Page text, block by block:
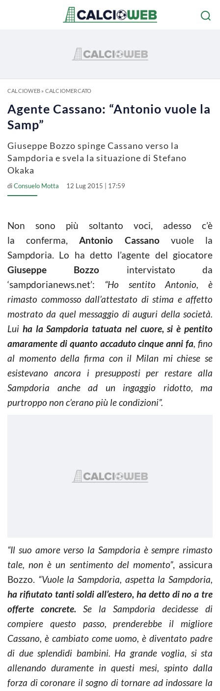
CALCIOWEB» CALCIOMERCATO
Agente Cassano: “Antonio vuole la
Samp”
Giuseppe Bozzo spinge Cassano verso la
Sampdoria e svela la situazione di Stefano
Okaka
diConsuelo Motta 12 Lug 2015 | 17:59
Non sono più soltanto voci, adesso c’è
la conferma,Antonio Cassanovuole la
Sampdoria. Lo ha detto l’agente del giocatore
Giuseppe Bozzo intervistato da
‘sampdorianews.net’: “Ho sentito Antonio, è
rimasto commosso dall’attestato di stima e affetto
mostrato da quel messaggio di auguri della società.
Lui ha la Sampdoria tatuata nel cuore, si è pentito
amaramente di quanto accaduto cinque anni fa, fino
al momento della firma con il Milan mi chiese se
esistevano ancora i presupposti per restare alla
Sampdoria anche ad un ingaggio ridotto, ma
purtroppo non c’erano più le condizioni”.
“Il suo amore verso la Sampdoria è sempre rimasto
tale, non è un sentimento del momento”, assicura
Bozzo. “Vuole la Sampdoria, aspetta la Sampdoria,
ha rifiutato tanti soldi all’estero, ha detto di no a tre
offerte concrete. Se la Sampdoria decidesse di
compiere questo passo, prenderebbe il migliore
Cassano, è cambiato come uomo, è diventato padre
di due splendidi bambini. Ha grande voglia, si sta
allenando duramente in questi mesi, spinto dalla
forza di coronare il sogno di tornare ad indossare la